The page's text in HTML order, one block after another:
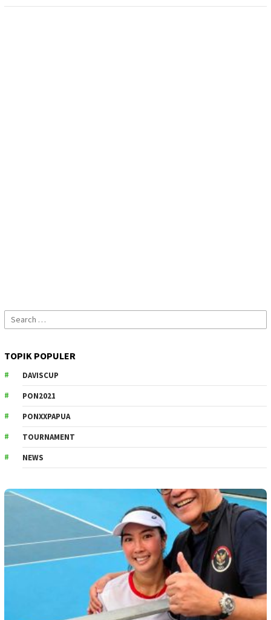
Search
for:
TOPIK POPULER
DAVISCUP
PON2021
PONXXPAPUA
TOURNAMENT
NEWS